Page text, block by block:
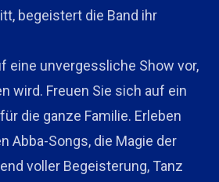
begeistert die Band ihr
eine unvergessliche Show vor,
wird. Freuen Sie sich auf ein
die ganze Familie. Erleben
Abba-Songs, die Magie der
voller Begeisterung, Tanz